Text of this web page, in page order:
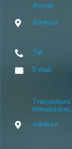
Avocat
Adresse
Tel
E-mail
Transactions
Immobilières
Adresse